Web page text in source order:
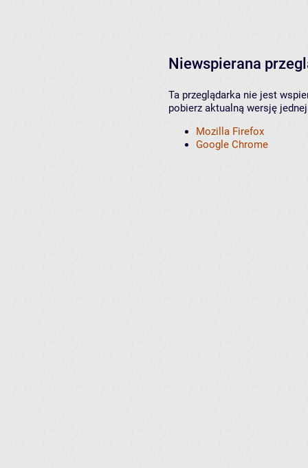
Niewspierana
Ta przeglądarka nie jest
pobierz aktualną wersję
Mozilla Firefox
Google Chrome